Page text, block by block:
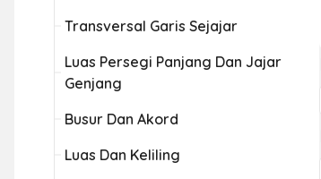
Transversal Garis Sejajar
Luas Persegi Panjang Dan Jajar
Genjang
Busur Dan Akord
Luas Dan Keliling